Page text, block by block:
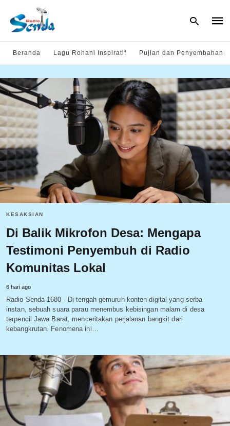
Type
your
and
hit
Beranda Lagu Rohani Inspiratif Pujian dan Penyembahan
KESAKSIAN
Di Balik Mikrofon Desa: Mengapa
Testimoni Penyembuh di Radio
Komunitas Lokal
6 hari ago
Radio Senda 1680 - Di tengah gemuruh konten digital yang serba
instan, sebuah suara parau menembus kebisingan malam di desa
terpencil Jawa Barat, menceritakan perjalanan bangkit dari
kebangkrutan. Fenomena ini…